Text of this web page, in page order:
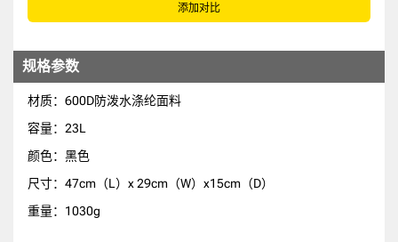
添加对比
规格参数
材质：600D防泼水涤纶面料
容量：23L
颜色：黑色
尺寸：47cm（L）x 29cm（W）x15cm（D）
重量：1030g